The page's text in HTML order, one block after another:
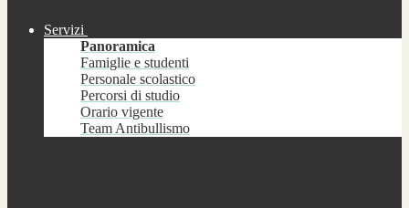
Servizi
Panoramica
Famiglie e studenti
Personale scolastico
Percorsi di studio
Orario vigente
Team Antibullismo